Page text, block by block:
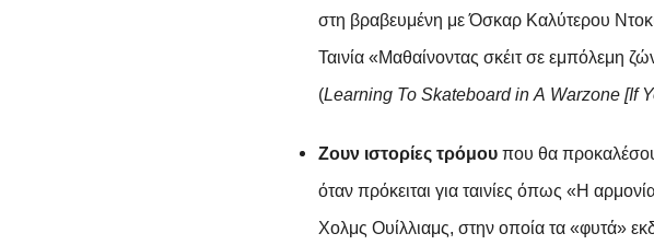
στη βραβευμένη με Όσκαρ Καλύτερου
Ταινία«Μαθαίνοντας σκέιτ σε εμπόλεμη
(Learning To Skateboard in A Warzone [If
Ζουν ιστορίες τρόμου που θα
όταν πρόκειται για ταινίες όπως «Η α
Χολμς Ουίλλιαμς, στην οποία τα «φυτά»